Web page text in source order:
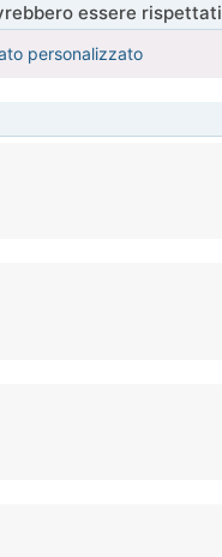
essere rispettati
personalizzato